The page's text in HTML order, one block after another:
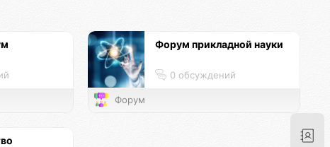
Форум прикладной науки
0 обсуждений
Форум